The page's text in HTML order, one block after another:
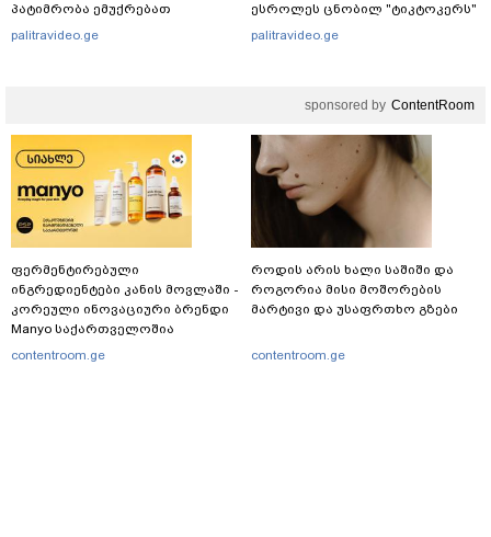
პატიმრობა ემუქრებათ
არასრულწლოვნებს?
palitravideo.ge
ესროლეს ცნობილ "ტიკტოკერს"
ლაივის დროს - რას ამბობს
palitravideo.ge
sponsored by ContentRoom
ფერმენტირებული
ინგრედიენტები კანის მოვლაში -
კორეული ინოვაციური ბრენდი
Manyo საქართველოშია
contentroom.ge
როდის არის ხალი საშიში და
როგორია მისი მოშორების
მარტივი და უსაფრთხო გზები
contentroom.ge